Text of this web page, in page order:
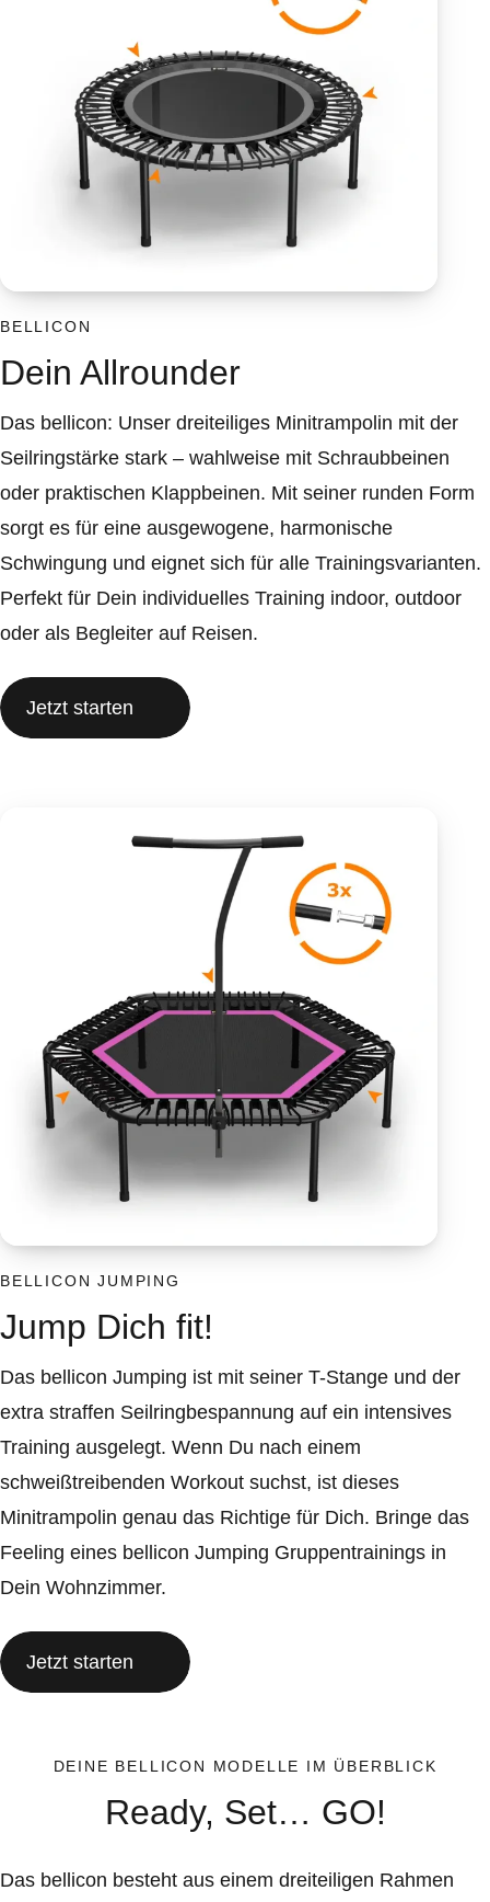
BELLICON
Dein Allrounder
Das bellicon: Unser dreiteiliges Minitrampolin mit der
Seilringstärke stark – wahlweise mit Schraubbeinen
oder praktischen Klappbeinen. Mit seiner runden Form
sorgt es für eine ausgewogene, harmonische
Schwingung und eignet sich für alle Trainingsvarianten.
Perfekt für Dein individuelles Training indoor, outdoor
oder als Begleiter auf Reisen.
Jetzt starten
BELLICON JUMPING
Jump Dich fit!
Das bellicon Jumping ist mit seiner T-Stange und der
extra straffen Seilringbespannung auf ein intensives
Training ausgelegt. Wenn Du nach einem
schweißtreibenden Workout suchst, ist dieses
Minitrampolin genau das Richtige für Dich. Bringe das
Feeling eines bellicon Jumping Gruppentrainings in
Dein Wohnzimmer.
Jetzt starten
DEINE BELLICON MODELLE IM ÜBERBLICK
Ready, Set… GO!
Das bellicon besteht aus einem dreiteiligen Rahmen